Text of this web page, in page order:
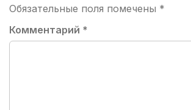
Обязательные поля помечены *
Комментарий *